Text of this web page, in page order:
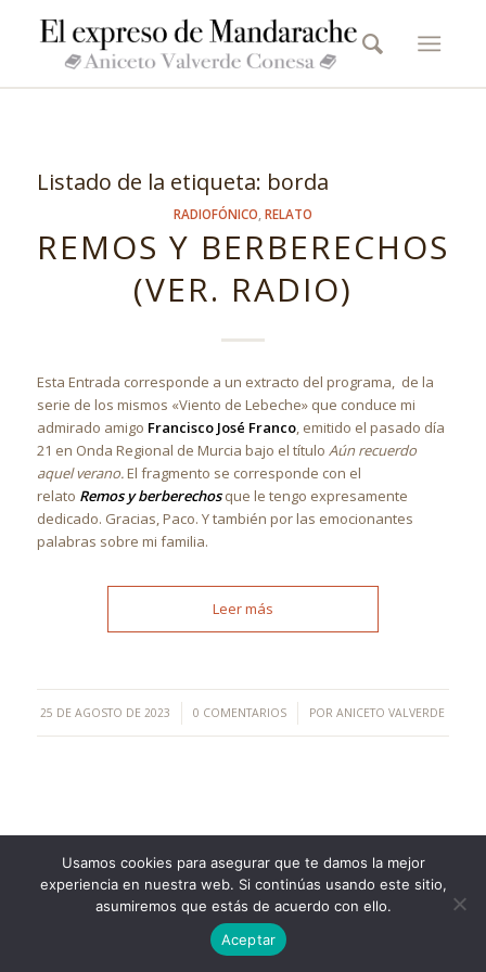
Listado de la etiqueta: borda
RADIOFÓNICO RELATO
REMOS Y BERBERECHOS
(VER. RADIO)
Esta Entrada corresponde a un extracto del programa, de la
serie de los mismos «Viento de Lebeche» que conduce mi
admirado amigo Francisco José Franco, emitido el pasado día
21 en Onda Regional de Murcia bajo el título Aún recuerdo
aquel verano.El fragmento se corresponde con el
relato Remos y berberechosque le tengo expresamente
dedicado. Gracias, Paco. Y también por las emocionantes
palabras sobre mi familia.
Leer más
25 DE AGOSTO DE 2023
/ 0 COMENTARIOS
/ PORANICETO VALVERDE
©Copyright [2023] - TecnoMur Sistemas, Informática y
Telecomunicaciones
Usamos cookies para asegurar que te damos la mejor
experiencia en nuestra web. Si continúas usando este sitio,
asumiremos que estás de acuerdo con ello.
Aceptar